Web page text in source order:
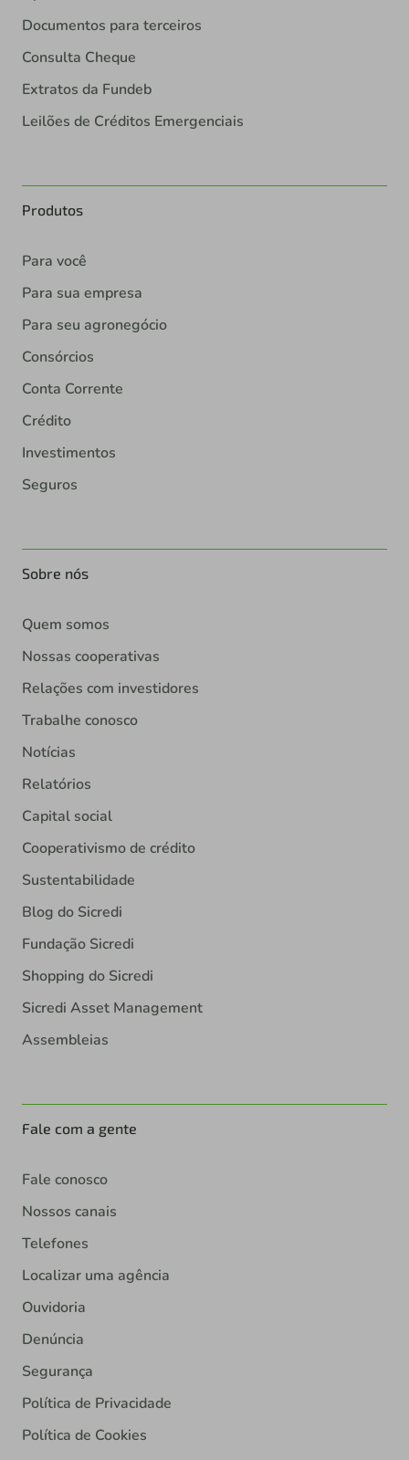
Documentos para terceiros
Consulta Cheque
Extratos da Fundeb
Leilões de Créditos Emergenciais
Produtos
Para você
Para sua empresa
Para seu agronegócio
Consórcios
Conta Corrente
Crédito
Investimentos
Seguros
Sobre nós
Quem somos
Nossas cooperativas
Relações com investidores
Trabalhe conosco
Notícias
Relatórios
Capital social
Cooperativismo de crédito
Sustentabilidade
Blog do Sicredi
Fundação Sicredi
Shopping do Sicredi
Sicredi Asset Management
Assembleias
Fale com a gente
Fale conosco
Nossos canais
Telefones
Localizar uma agência
Ouvidoria
Denúncia
Segurança
Política de Privacidade
Política de Cookies